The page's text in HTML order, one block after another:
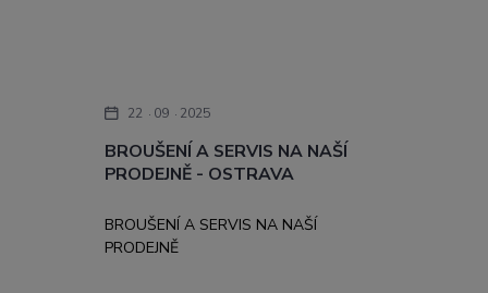
BROUŠENÍ A SERVIS NA NAŠÍ
PRODEJNĚ - OSTRAVA
22 09 2025
BROUŠENÍ A SERVIS NA NAŠÍ
PRODEJNĚ